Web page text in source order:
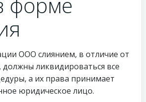
ООО слиянием, в отличие от
должны ликвидироваться все
а их права принимает
юридическое лицо.